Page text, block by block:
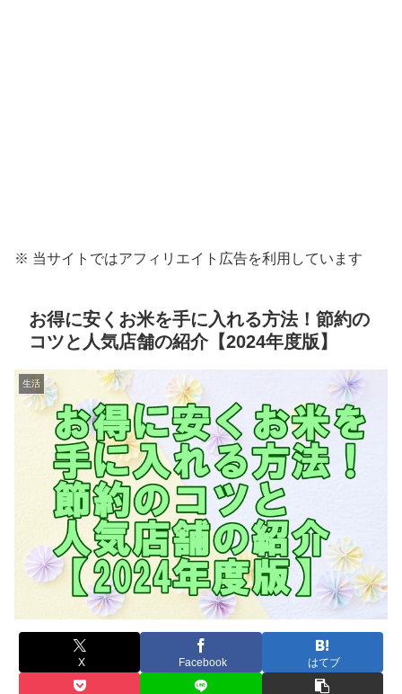
※ 当サイトではアフィリエイト広告を利用しています
お得に安くお米を手に入れる方法！節約の
コツと人気店舗の紹介【2024年度版】
生活
X Facebook はてブ